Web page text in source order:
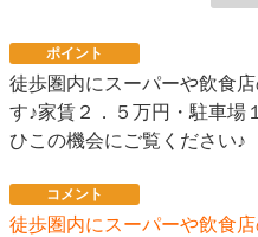
ポイント
徒歩圏内にスーパーや飲食
す♪家賃２．５万円・駐車
ひこの機会にご覧ください♪
コメント
徒歩圏内にスーパーや飲食